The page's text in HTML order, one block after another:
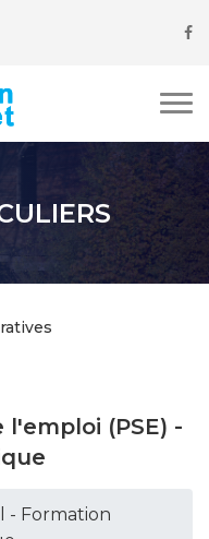
(PSE) -
- Formation